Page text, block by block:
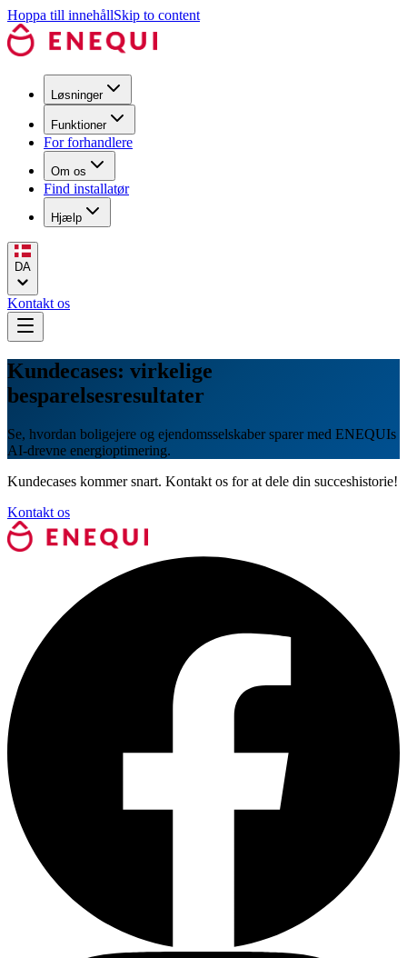
Hoppa till innehållSkip to content
Løsninger
Funktioner
For forhandlere
Om os
Find installatør
Hjælp
DA
Kontakt os
Kundecases: virkelige
besparelsesresultater
Se, hvordan boligejere og ejendomsselskaber sparer med ENEQUIs
AI-drevne energioptimering.
Kundecases kommer snart. Kontakt os for at dele din succeshistorie!
Kontakt os